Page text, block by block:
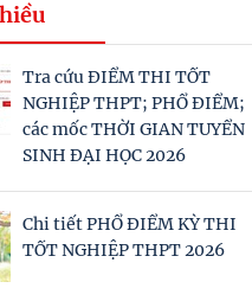
Tra cứu ĐIỂM THI TỐT
NGHIỆP THPT; PHỔ ĐIỂM;
các mốc THỜI GIAN TUYỂN
SINH ĐẠI HỌC 2026
Chi tiết PHỔ ĐIỂM KỲ THI
TỐT NGHIỆP THPT 2026